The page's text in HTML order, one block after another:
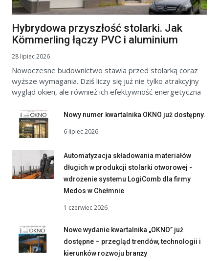
Hybrydowa przyszłość stolarki. Jak
Kömmerling łączy PVC i aluminium
28 lipiec 2026
Nowoczesne budownictwo stawia przed stolarką coraz
wyższe wymagania. Dziś liczy się już nie tylko atrakcyjny
wygląd okien, ale również ich efektywność energetyczna
Nowy numer kwartalnika OKNO już dostępny.
6 lipiec 2026
Automatyzacja składowania materiałów
długich w produkcji stolarki otworowej -
wdrożenie systemu LogiComb dla firmy
Medos w Chełmnie
1 czerwiec 2026
Nowe wydanie kwartalnika „OKNO” już
dostępne – przegląd trendów, technologii i
kierunków rozwoju branży